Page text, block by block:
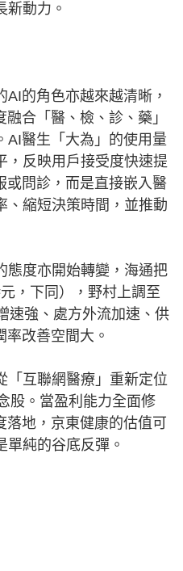
新動力。
的角色亦越來越清晰，
合「醫、檢、診、藥」
AI醫生「大為」的使用量
，反映用戶接受度快速提
或問診，而是直接嵌入醫
、縮短決策時間，並推動
度亦開始轉變，海通把
，下同），野村上調至
速強、處方外流加速、供
改善空間大。
互聯網醫療」重新定位
股。當盈利能力全面修
地，京東健康的估值可
單純的谷底反彈。